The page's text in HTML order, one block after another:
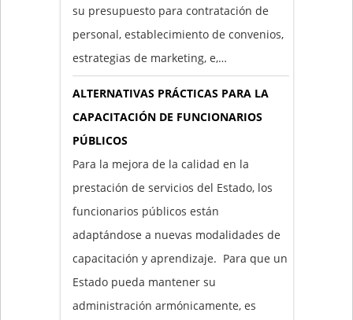
su presupuesto para contratación de
personal, establecimiento de convenios,
estrategias de marketing, e,…
ALTERNATIVAS PRÁCTICAS PARA LA
CAPACITACIÓN DE FUNCIONARIOS
PÚBLICOS
Para la mejora de la calidad en la
prestación de servicios del Estado, los
funcionarios públicos están
adaptándose a nuevas modalidades de
capacitación y aprendizaje. Para que un
Estado pueda mantener su
administración armónicamente, es